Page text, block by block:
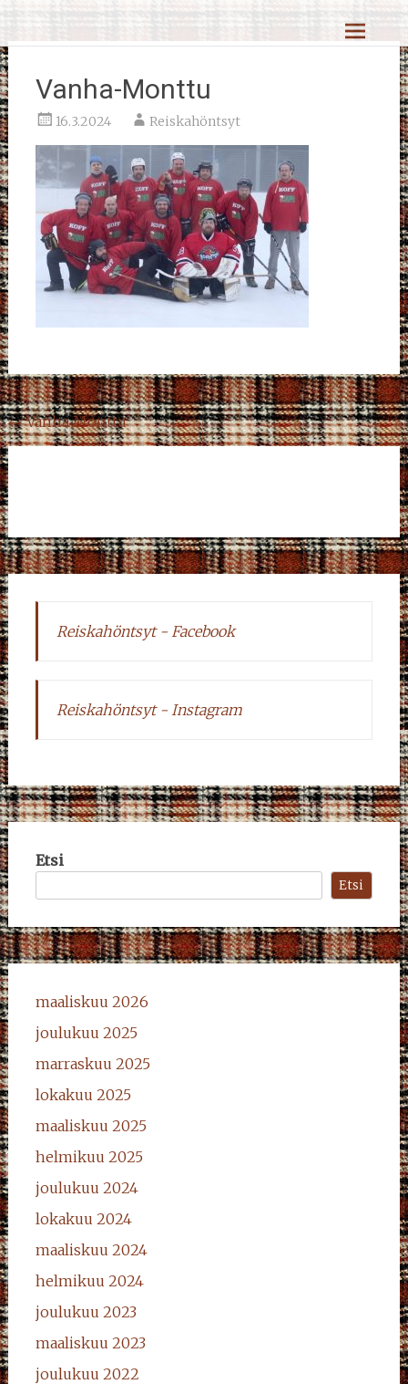
content
Vanha-Monttu
16.3.2024 Reiskahöntsyt
Post
navigation
←Vanha Monttu
Reiskahöntsyt - Facebook
Reiskahöntsyt - Instagram
Etsi
Etsi
maaliskuu 2026
joulukuu 2025
marraskuu 2025
lokakuu 2025
maaliskuu 2025
helmikuu 2025
joulukuu 2024
lokakuu 2024
maaliskuu 2024
helmikuu 2024
joulukuu 2023
maaliskuu 2023
joulukuu 2022